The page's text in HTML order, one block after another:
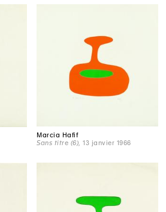
Marcia Hafif
Sans titre (6) , 13 janvier 1966